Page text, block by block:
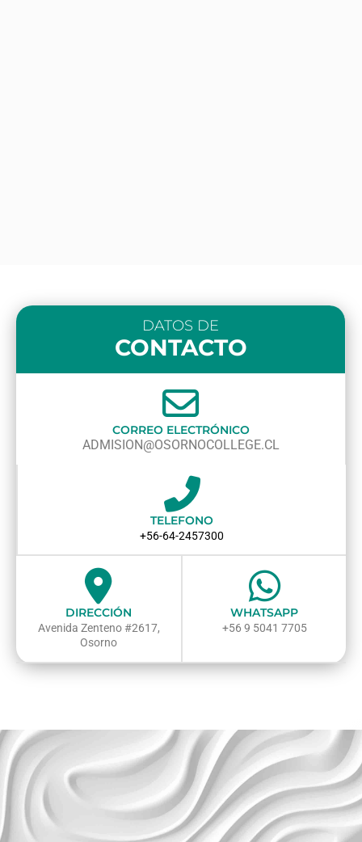
DATOS DE
CONTACTO
CORREO ELECTRÓNICO
ADMISION@OSORNOCOLLEGE.CL
TELEFONO
+56-64-2457300
DIRECCIÓN
Avenida Zenteno #2617,
Osorno
WHATSAPP
+56 9 5041 7705